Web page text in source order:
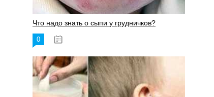
Что надо знать о сыпи у грудничков?
0